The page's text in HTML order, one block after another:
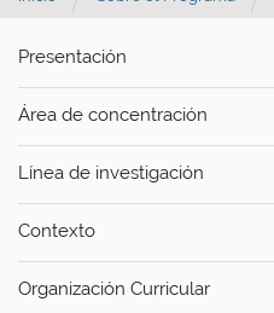
Presentación
Área de concentración
Línea de investigación
Contexto
Organización Curricular